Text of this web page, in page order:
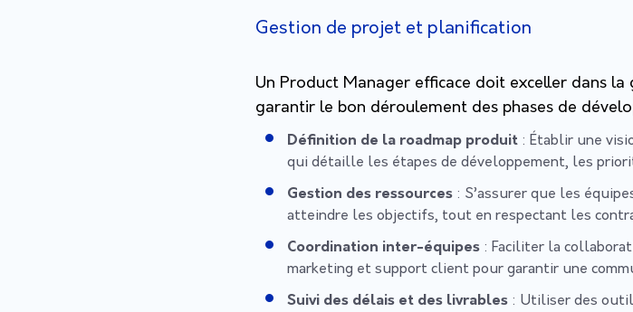
Gestion de projet et planification
Un Product Manager efficace doit exceller dans
garantir le bon déroulement des phases de
Définition de la roadmap produit : Établir une
qui détaille les étapes de développement, les
Gestion des ressources : S’assurer que les
atteindre les objectifs, tout en respectant les
Coordination inter-équipes : Faciliter la
marketing et support client pour garantir une
Suivi des délais et des livrables : Utiliser des